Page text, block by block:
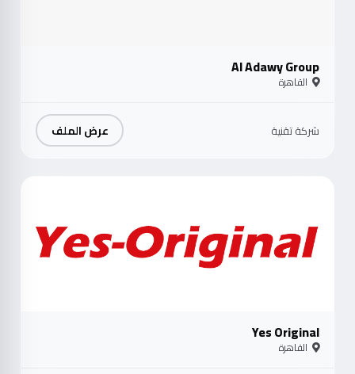
Al Adawy Group
القاهرة
شركة تقنية عرض الملف
Yes Original
القاهرة